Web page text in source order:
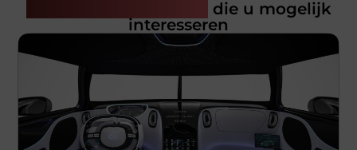
die u mogelijk
interesseren